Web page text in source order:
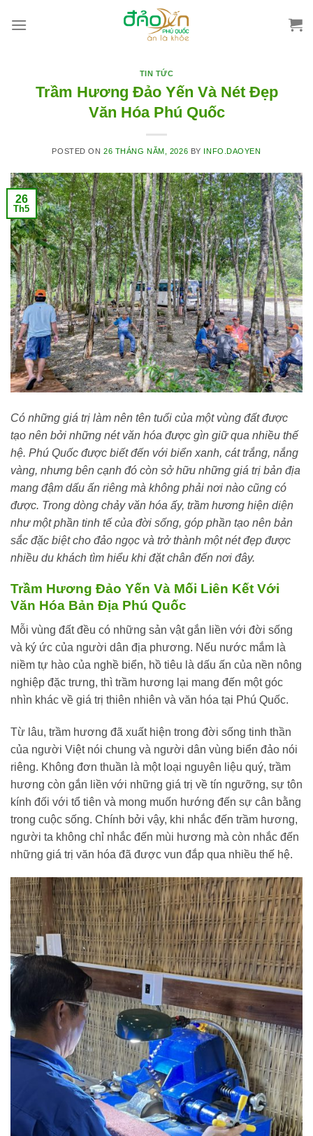
TIN TỨC
Trầm Hương Đảo Yến Và Nét Đẹp
Văn Hóa Phú Quốc
POSTED ON26 THÁNG NĂM, 2026 BY INFO.DAOYEN
26
Th5
Có những giá trị làm nên tên tuổi của một vùng đất được
tạo nên bởi những nét văn hóa được gìn giữ qua nhiều thế
hệ. Phú Quốc được biết đến với biển xanh, cát trắng, nắng
vàng, nhưng bên cạnh đó còn sở hữu những giá trị bản địa
mang đậm dấu ấn riêng mà không phải nơi nào cũng có
được. Trong dòng chảy văn hóa ấy, trầm hương hiện diện
như một phần tinh tế của đời sống, góp phần tạo nên bản
sắc đặc biệt cho đảo ngọc và trở thành một nét đẹp được
nhiều du khách tìm hiểu khi đặt chân đến nơi đây.
Trầm Hương Đảo Yến Và Mối Liên Kết Với
Văn Hóa Bản Địa Phú Quốc
Mỗi vùng đất đều có những sản vật gắn liền với đời sống
và ký ức của người dân địa phương. Nếu nước mắm là
niềm tự hào của nghề biển, hồ tiêu là dấu ấn của nền nông
nghiệp đặc trưng, thì trầm hương lại mang đến một góc
nhìn khác về giá trị thiên nhiên và văn hóa tại Phú Quốc.
Từ lâu, trầm hương đã xuất hiện trong đời sống tinh thần
của người Việt nói chung và người dân vùng biển đảo nói
riêng. Không đơn thuần là một loại nguyên liệu quý, trầm
hương còn gắn liền với những giá trị về tín ngưỡng, sự tôn
kính đối với tổ tiên và mong muốn hướng đến sự cân bằng
trong cuộc sống. Chính bởi vậy, khi nhắc đến trầm hương,
người ta không chỉ nhắc đến mùi hương mà còn nhắc đến
những giá trị văn hóa đã được vun đắp qua nhiều thế hệ.